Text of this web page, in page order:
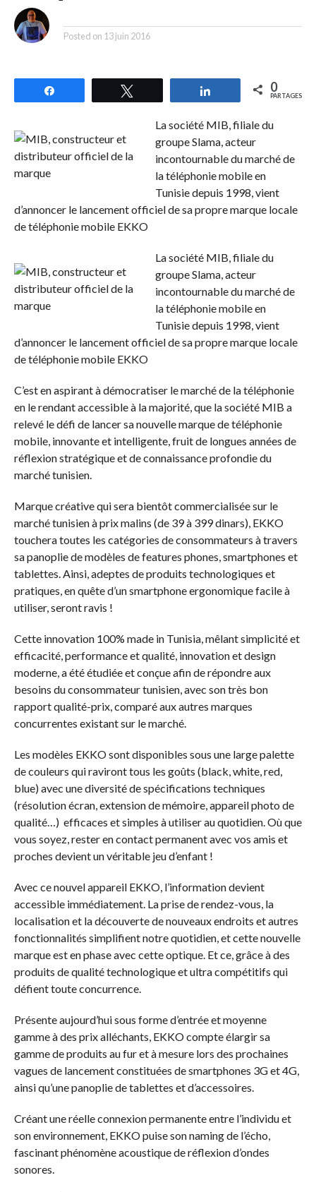
Posted on 13 juin 2016
Partagez 0
PARTAGES
La société MIB, filiale du
groupe Slama, acteur
incontournable du marché de
la téléphonie mobile en
Tunisie depuis 1998, vient
d’annoncer le lancement officiel de sa propre marque locale
de téléphonie mobile EKKO
La société MIB, filiale du
groupe Slama, acteur
incontournable du marché de
la téléphonie mobile en
Tunisie depuis 1998, vient
d’annoncer le lancement officiel de sa propre marque locale
de téléphonie mobile EKKO
C’est en aspirant à démocratiser le marché de la téléphonie
en le rendant accessible à la majorité, que la société MIB a
relevé le défi de lancer sa nouvelle marque de téléphonie
mobile, innovante et intelligente, fruit de longues années de
réflexion stratégique et de connaissance profondie du
marché tunisien.
Marque créative qui sera bientôt commercialisée sur le
marché tunisien à prix malins (de 39 à 399 dinars), EKKO
touchera toutes les catégories de consommateurs à travers
sa panoplie de modèles de features phones, smartphones et
tablettes. Ainsi, adeptes de produits technologiques et
pratiques, en quête d’un smartphone ergonomique facile à
utiliser, seront ravis !
Cette innovation 100% made in Tunisia, mêlant simplicité et
efficacité, performance et qualité, innovation et design
moderne, a été étudiée et conçue afin de répondre aux
besoins du consommateur tunisien, avec son très bon
rapport qualité-prix, comparé aux autres marques
concurrentes existant sur le marché.
Les modèles EKKO sont disponibles sous une large palette
de couleurs qui raviront tous les goûts (black, white, red,
blue) avec une diversité de spécifications techniques
(résolution écran, extension de mémoire, appareil photo de
qualité…) efficaces et simples à utiliser au quotidien. Où que
vous soyez, rester en contact permanent avec vos amis et
proches devient un véritable jeu d’enfant !
Avec ce nouvel appareil EKKO, l’information devient
accessible immédiatement. La prise de rendez-vous, la
localisation et la découverte de nouveaux endroits et autres
fonctionnalités simplifient notre quotidien, et cette nouvelle
marque est en phase avec cette optique. Et ce, grâce à des
produits de qualité technologique et ultra compétitifs qui
défient toute concurrence.
Présente aujourd’hui sous forme d’entrée et moyenne
gamme à des prix alléchants, EKKO compte élargir sa
gamme de produits au fur et à mesure lors des prochaines
vagues de lancement constituées de smartphones 3G et 4G,
ainsi qu’une panoplie de tablettes et d’accessoires.
Créant une réelle connexion permanente entre l’individu et
son environnement, EKKO puise son naming de l’écho,
fascinant phénomène acoustique de réflexion d’ondes
sonores.